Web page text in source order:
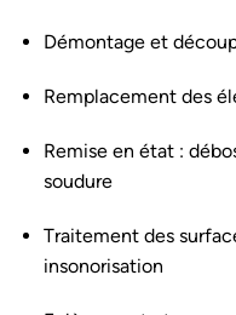
Démontage et
Remplacement des
Remise en état :
soudure
Traitement des
insonorisation